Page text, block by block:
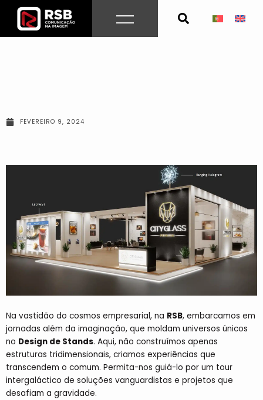
content
FEVEREIRO 9, 2024
Na vastidão do cosmos empresarial, na RSB, embarcamos em
jornadas além da imaginação, que moldam universos únicos
no Design de Stands. Aqui, não construímos apenas
estruturas tridimensionais, criamos experiências que
transcendem o comum. Permita-nos guiá-lo por um tour
intergaláctico de soluções vanguardistas e projetos que
desafiam a gravidade.